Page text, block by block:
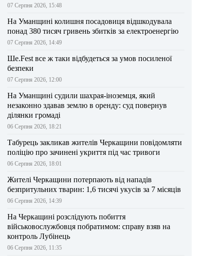
07 Серпня 2026, 15:48
На Уманщині колишня посадовиця відшкодувала
понад 380 тисяч гривень збитків за електроенергію
07 Серпня 2026, 14:49
Ше.Fest все ж таки відбудеться за умов посиленої
безпеки
07 Серпня 2026, 12:00
На Уманщині судили шахрая-іноземця, який
незаконно здавав землю в оренду: суд повернув
ділянки громаді
06 Серпня 2026, 18:21
Табурець закликав жителів Черкащини повідомляти
поліцію про зачинені укриття під час тривоги
06 Серпня 2026, 18:01
Жителі Черкащини потерпають від нападів
безпритульних тварин: 1,6 тисячі укусів за 7 місяців
06 Серпня 2026, 14:39
На Черкащині розслідують побиття
військовослужбовця побратимом: справу взяв на
контроль Лубінець
06 Серпня 2026, 11:35